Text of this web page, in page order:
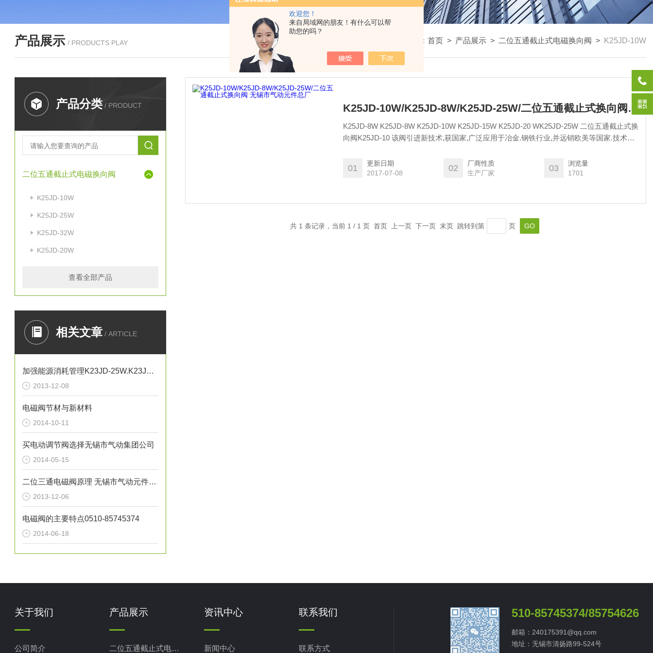
欢迎您！
来自局域网的朋友！有什么可以帮
助您的吗？
产品展示 / PRODUCTS PLAY 我的位置： 首页 > 产品展示 > 二位五通截止式电磁换向阀 > K25JD-10W
产品分类 / PRODUCT
二位五通截止式电磁换向阀
K25JD-10W
K25JD-25W
K25JD-32W
K25JD-20W
查看全部产品
相关文章 / ARTICLE
加强能源消耗管理K23JD-25W.K23JD-15W.K23JSD-L15
2013-12-08
电磁阀节材与新材料
2014-10-11
买电动调节阀选择无锡市气动集团公司
2014-05-15
二位三通电磁阀原理 无锡市气动元件总厂K23JSD-L15
2013-12-06
电磁阀的主要特点0510-85745374
2014-06-18
K25JD-10W/K25JD-8W/K25JD-25W/二位五通截止式换向阀 无锡市气动元件总厂
K25JD-8W K25JD-8W K25JD-10W K25JD-15W K25JD-20 WK25JD-25W 二位五通截止式换
向阀K25JD-10 该阀引进新技术,获国家,广泛应用于冶金.钢铁行业,并远销欧美等国家.技术指
01
更新日期
2017-07-08
02
厂商性质
生产厂家
03
浏览量
1701
共 1 条记录，当前 1 / 1 页 首页 上一页 下一页 末页 跳转到第 页
关于我们
公司简介
产品展示
二位五通截止式电磁换向阀
资讯中心
新闻中心
联系我们
联系方式
510-85745374/85754626
邮箱：240175391@qq.com
地址：无锡市清扬路99-524号